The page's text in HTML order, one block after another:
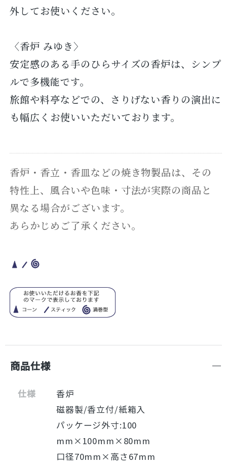
外してお使いください。
〈香炉 みゆき〉
安定感のある手のひらサイズの香炉は、シンプ
ルで多機能です。
旅館や料亭などでの、さりげない香りの演出に
も幅広くお使いいただいております。
香炉・香立・香皿などの焼き物製品は、その
特性上、風合いや色味・寸法が実際の商品と
異なる場合がございます。
あらかじめご了承ください。
商品仕様
仕様
香炉
磁器製/香立付/紙箱入
パッケージ外寸:100
mm×100mm×80mm
口径70mm×高さ67mm